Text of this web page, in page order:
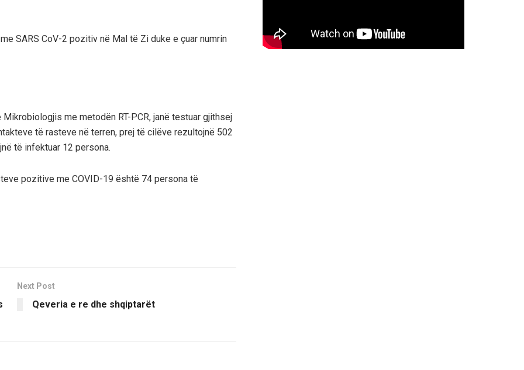
SARS CoV-2 pozitiv në Mal të Zi duke e çuar numrin
me metodën RT-PCR, janë testuar gjithsej
të rasteve në terren, prej të cilëve rezultojnë 502
të infektuar 12 persona.
pozitive me COVID-19 është 74 persona të
Next Post
Qeveria e re dhe shqiptarët